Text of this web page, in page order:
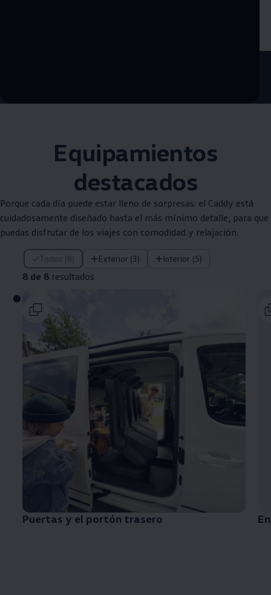
Equipamientos
destacados
Porque cada día puede estar lleno de sorpresas: el Caddy está
cuidadosamente diseñado hasta el más mínimo detalle, para que
puedas disfrutar de los viajes con comodidad y relajación.
Todos (8) Exterior (3) Interior (5)
8 de 8 resultados
8 de 8 resultados
Puertas y el portón trasero